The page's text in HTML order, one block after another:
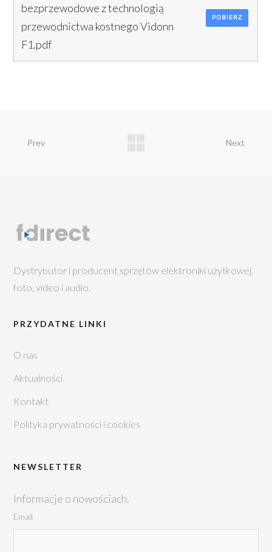
bezprzewodowe z technologią
przewodnictwa kostnego Vidonn
F1.pdf
POBIERZ
Prev Next
Dystrybutor i producent sprzętów elektroniki użytkowej,
foto, video i audio.
PRZYDATNE LINKI
O nas
Aktualności
Kontakt
Polityka prywatności i cookies
NEWSLETTER
Informacje o nowościach.
Email